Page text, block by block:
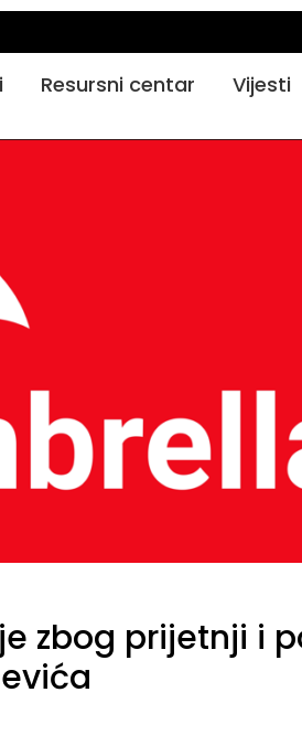
Resursni centar Vijesti
zbog prijetnji i